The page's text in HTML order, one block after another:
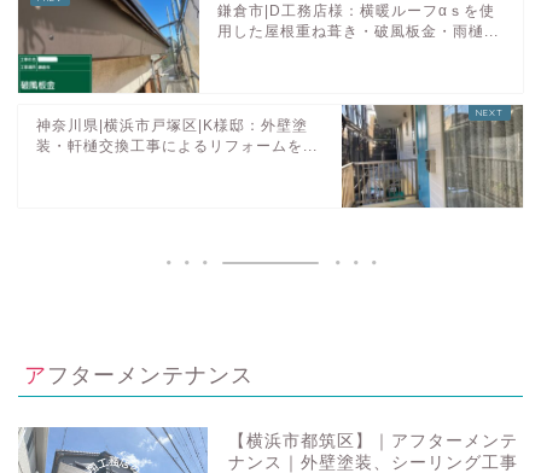
鎌倉市|D工務店様：横暖ルーフαｓを使
用した屋根重ね葺き・破風板金・雨樋...
神奈川県|横浜市戸塚区|K様邸：外壁塗
装・軒樋交換工事によるリフォームを...
アフターメンテナンス
【横浜市都筑区】｜アフターメンテ
ナンス｜外壁塗装、シーリング工事